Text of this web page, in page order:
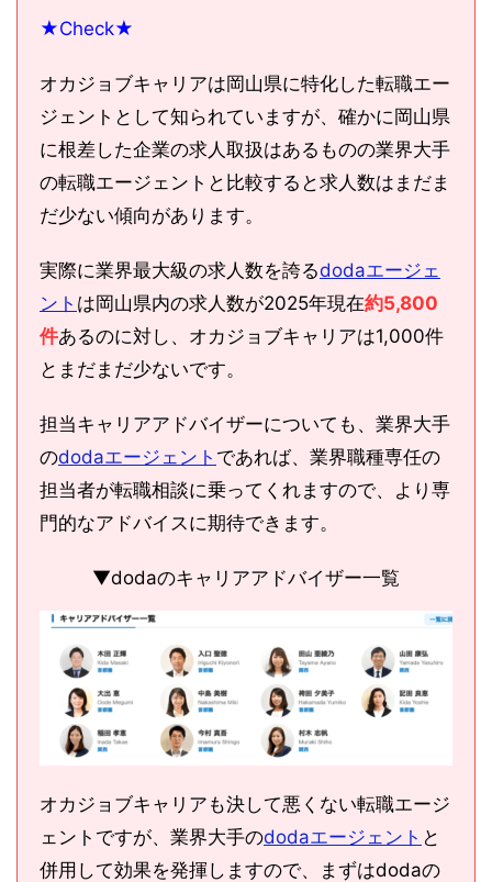
★Check★
オカジョブキャリアは岡山県に特化した転職エー
ジェントとして知られていますが、確かに岡山県
に根差した企業の求人取扱はあるものの業界大手
の転職エージェントと比較すると求人数はまだま
だ少ない傾向があります。
実際に業界最大級の求人数を誇るdodaエージェ
ント は岡山県内の求人数が2025年現在約5,800
件あるのに対し、オカジョブキャリアは1,000件
とまだまだ少ないです。
担当キャリアアドバイザーについても、業界大手
のdodaエージェント であれば、業界職種専任の
担当者が転職相談に乗ってくれますので、より専
門的なアドバイスに期待できます。
▼dodaのキャリアアドバイザー一覧
オカジョブキャリアも決して悪くない転職エージ
ェントですが、業界大手のdodaエージェント と
併用して効果を発揮しますので、まずはdodaの